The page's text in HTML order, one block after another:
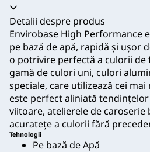
Acordeon prăbușit
Detalii despre produs
Envirobase High Performance
pe bază de apă, rapidă și ușor
o potrivire perfectă a culorii de
gamă de culori uni, culori
speciale, care utilizează cei
este perfect aliniată tendințelor
viitoare, atelierele de caroserie
acuratețe a culorii fără
Tehnologii
Pe bază de Apă